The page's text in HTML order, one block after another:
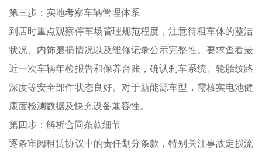
第三步：实地考察车辆管理体系
到店时重点观察停车场管理规范程度，注意待租车体的整洁
状况、内饰磨损情况以及维修记录公示完整性。要求查看最
近一次车辆年检报告和保养台账，确认刹车系统、轮胎纹路
深度等安全部件状态良好。对于新能源车型，需核实电池健
康度检测数据及快充设备兼容性。
第四步：解析合同条款细节
逐条审阅租赁协议中的责任划分条款，特别关注事故定损流